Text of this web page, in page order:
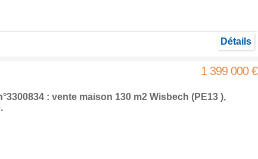
Détails
1 399 000 €
: vente maison 130 m2 Wisbech (PE13 ),
.